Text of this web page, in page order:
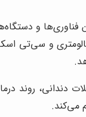
و
سفالومتری و سی‌تی
روند
می‌کند.